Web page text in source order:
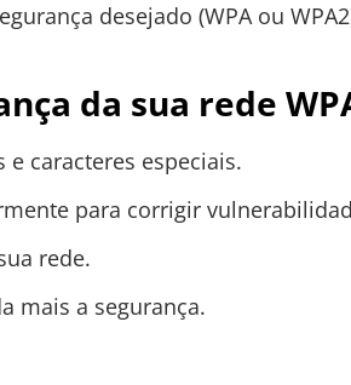
desejado (WPA ou
da sua rede
caracteres especiais.
para corrigir
rede.
mais a segurança.